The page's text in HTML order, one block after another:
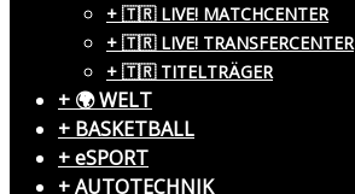
+ 🇹🇷 LIVE! MATCHCENTER
+ 🇹🇷 LIVE! TRANSFERCENTER
+ 🇹🇷 TITELTRÄGER
+ 🌍 WELT
+ BASKETBALL
+ eSPORT
+ AUTOTECHNIK